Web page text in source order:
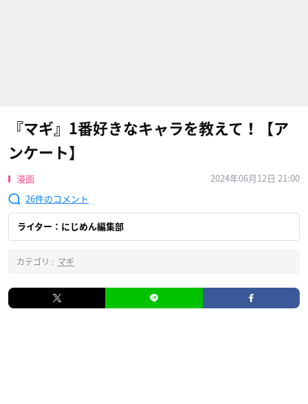
『マギ』1番好きなキャラを教えて！【ア
ンケート】
漫画
2024年06月12日 21:00
26
ライター：にじめん編集部
カテゴリ : マギ